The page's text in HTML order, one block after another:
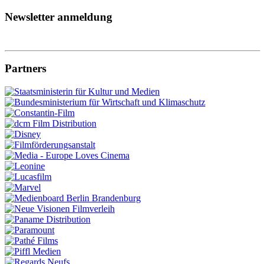
Newsletter anmeldung
Partners